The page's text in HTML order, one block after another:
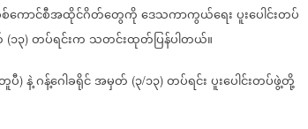
ကောင်စီအထိုင်ဂိတ်တွေကိုဒေသကာကွယ်‌ရေးပူးပေါင်းတပ်
(၁၃) တပ်ရင်းက သတင်းထုတ်ပြန်ပါတယ်။
ပီ) နဲ့ဂန့်ဂေါခရိုင်အမှတ် (၃/၁၃) တပ်ရင်းပူးပေါင်းတပ်ဖွဲ့တို့